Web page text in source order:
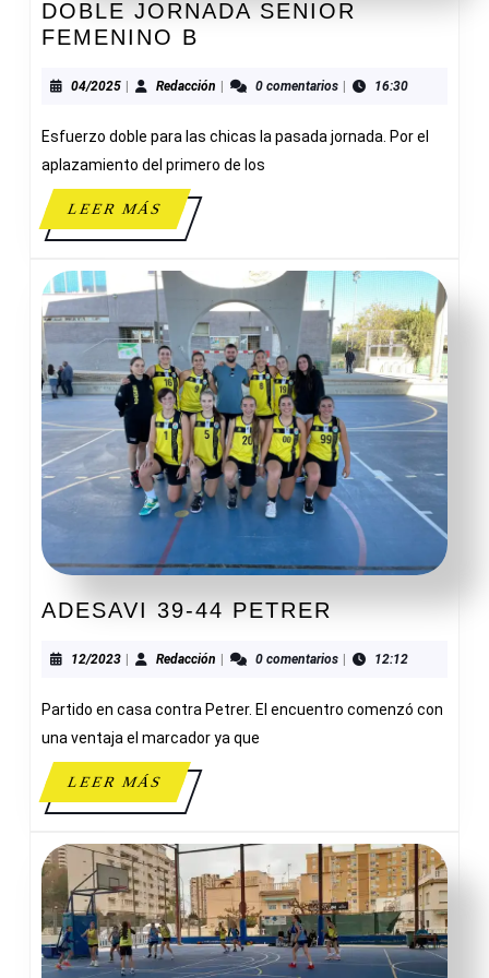
DOBLE JORNADA SENIOR
FEMENINO B
SENIOR
B
04/202504/2025Redacción Redacción0 comentarios 16:30
Esfuerzo doble para las chicas la pasada jornada. Por el
aplazamiento del primero de los
LEER MÁSLEER
MÁS
ADESAVI 39-44 PETRER
44
12/202312/2023Redacción Redacción0 comentarios 12:12
Partido en casa contra Petrer. El encuentro comenzó con
una ventaja el marcador ya que
LEER MÁSLEER
MÁS